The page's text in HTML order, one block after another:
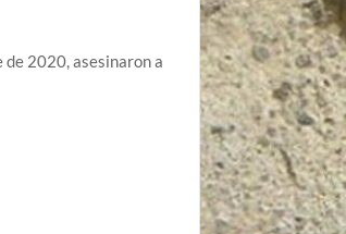
de 2020, asesinaron a